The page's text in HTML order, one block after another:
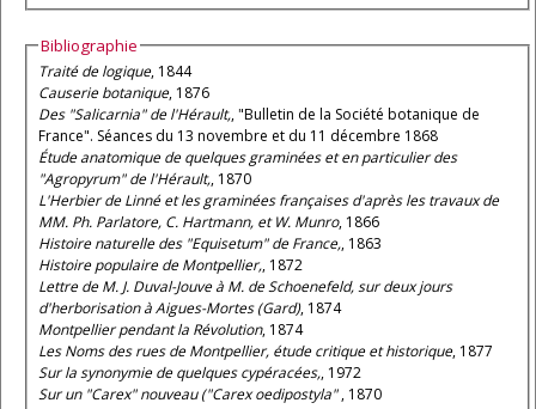
Bibliographie
Traité de logique, 1844
Causerie botanique, 1876
Des "Salicarnia" de l'Hérault,, "Bulletin de la Société botanique de
France". Séances du 13 novembre et du 11 décembre 1868
Étude anatomique de quelques graminées et en particulier des
"Agropyrum" de l'Hérault,, 1870
L'Herbier de Linné et les graminées françaises d'après les travaux de
MM. Ph. Parlatore, C. Hartmann, et W. Munro, 1866
Histoire naturelle des "Equisetum" de France,, 1863
Histoire populaire de Montpellier,, 1872
Lettre de M. J. Duval-Jouve à M. de Schoenefeld, sur deux jours
d'herborisation à Aigues-Mortes (Gard), 1874
Montpellier pendant la Révolution, 1874
Les Noms des rues de Montpellier, étude critique et historique, 1877
Sur la synonymie de quelques cypéracées,, 1972
Sur un "Carex" nouveau ("Carex oedipostyla", 1870